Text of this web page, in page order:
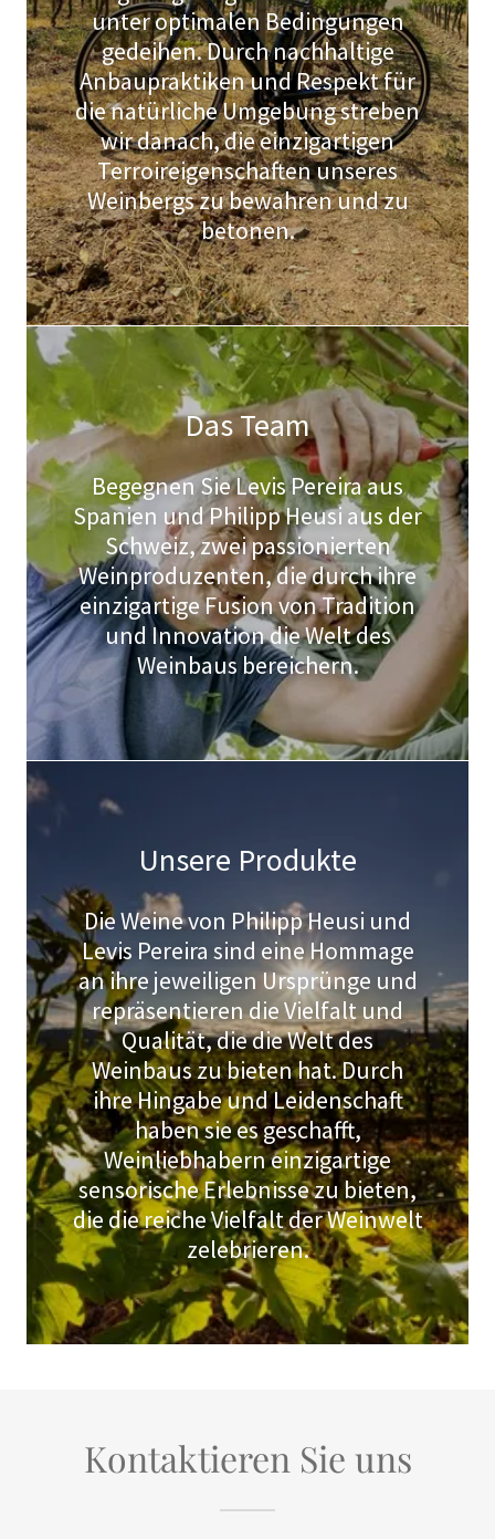
unter optimalen Bedingungen
gedeihen. Durch nachhaltige
Anbaupraktiken und Respekt für
die natürliche Umgebung streben
wir danach, die einzigartigen
Terroireigenschaften unseres
Weinbergs zu bewahren und zu
betonen.
Das Team
Begegnen Sie Levis Pereira aus
Spanien und Philipp Heusi aus der
Schweiz, zwei passionierten
Weinproduzenten, die durch ihre
einzigartige Fusion von Tradition
und Innovation die Welt des
Weinbaus bereichern.
Unsere Produkte
Die Weine von Philipp Heusi und
Levis Pereira sind eine Hommage
an ihre jeweiligen Ursprünge und
repräsentieren die Vielfalt und
Qualität, die die Welt des
Weinbaus zu bieten hat. Durch
ihre Hingabe und Leidenschaft
haben sie es geschafft,
Weinliebhabern einzigartige
sensorische Erlebnisse zu bieten,
die die reiche Vielfalt der Weinwelt
zelebrieren.
Kontaktieren Sie uns